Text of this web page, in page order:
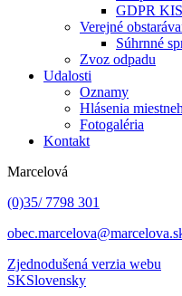
GDPR KIS
Verejné
Súhrnné
Zvoz odpadu
Udalosti
Oznamy
Hlásenia
Fotogaléria
Kontakt
Marcelová
(0)35/ 7798 301
Zjednodušená verzia webu
SKSlovensky